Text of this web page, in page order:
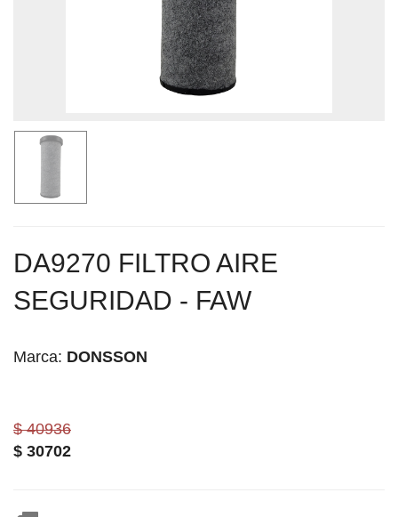
DA9270 FILTRO AIRE
SEGURIDAD - FAW
Marca: DONSSON
$ 40936
$ 30702